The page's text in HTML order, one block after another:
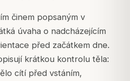
činem popsaným v
úvaha o nadcházejícím
před začátkem dne.
krátkou kontrolu těla:
cítí před vstáním,